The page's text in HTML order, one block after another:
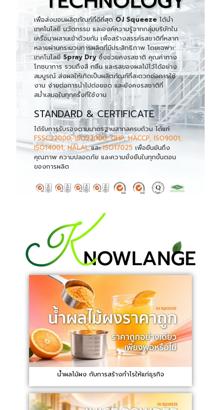
เพื่อส่งมอบผลิตภัณฑ์ที่ดีที่สุด OJ Squeeze ได้นำ
เทคโนโลยี นวัตกรรม และองค์ความรู้จากกลุ่มบริษัทใน
เครือมาผสานเข้าด้วยกัน เพื่อสร้างสรรค์รสชาติที่หลาก
หลายผ่านกระบวนการผลิตที่มีประสิทธิภาพ โดยเฉพาะ
เทคโนโลยีSpray Dryซึ่งช่วยคงรสชาติ คุณค่าทาง
โภชนาการ รวมถึงสี กลิ่น และรสของผลไม้ไว้ได้อย่าง
สมบูรณ์ ส่งผลให้เกิดเป็นผลิตภัณฑ์ที่สะดวกต่อการใช้
งาน ง่ายต่อการนำไปต่อยอด และยังคงรสชาติที่
สม่ำเสมอในทุกครั้งที่ใช้งาน
STANDARD & CERTIFICATE
ได้รับการรับรองตามมาตรฐานสากลครบถ้วน ได้แก่
FSSC22000, ISO22000, GHP, HACCP, ISO9001,
ISO14001, HALALและISO17025 เพื่อยืนยันถึง
คุณภาพ ความปลอดภัย และความยั่งยืนในทุกขั้นตอน
ของการผลิต
น้ำผลไม้ผง กับการสร้างกำไรให้แก่ธุรกิจ